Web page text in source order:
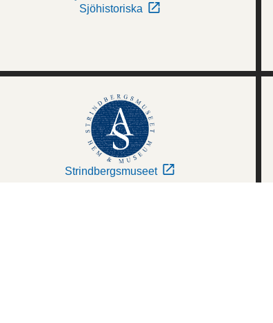
Sjöhistoriska
Strindbergsmuseet